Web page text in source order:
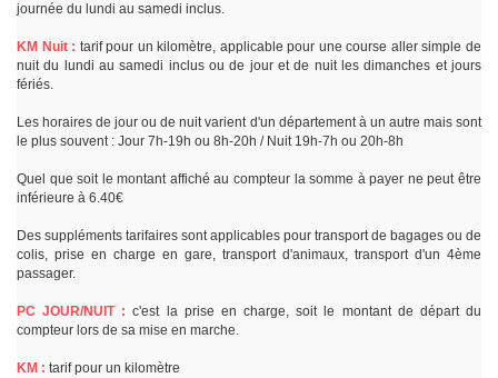
journée du lundi au samedi inclus.
KM Nuit : tarif pour un kilomètre, applicable pour une course aller simple de
nuit du lundi au samedi inclus ou de jour et de nuit les dimanches et jours
fériés.
Les horaires de jour ou de nuit varient d'un département à un autre mais sont
le plus souvent : Jour 7h-19h ou 8h-20h / Nuit 19h-7h ou 20h-8h
Quel que soit le montant affiché au compteur la somme à payer ne peut être
inférieure à 6.40€
Des suppléments tarifaires sont applicables pour transport de bagages ou de
colis, prise en charge en gare, transport d'animaux, transport d'un 4ème
passager.
PC JOUR/NUIT : c'est la prise en charge, soit le montant de départ du
compteur lors de sa mise en marche.
KM : tarif pour un kilomètre